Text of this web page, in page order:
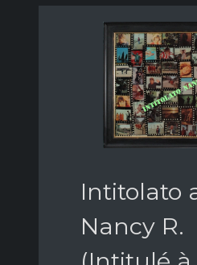
Intitolato
Nancy R.